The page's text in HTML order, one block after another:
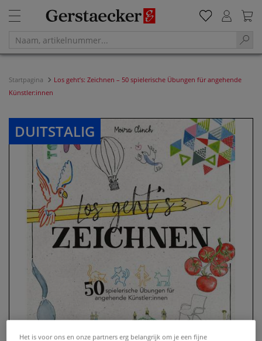
Startpagina
Los geht’s: Zeichnen – 50 spielerische Übungen für angehende
Künstler:innen
DUITSTALIG
Het is voor ons en onze partners erg belangrijk om je een fijne